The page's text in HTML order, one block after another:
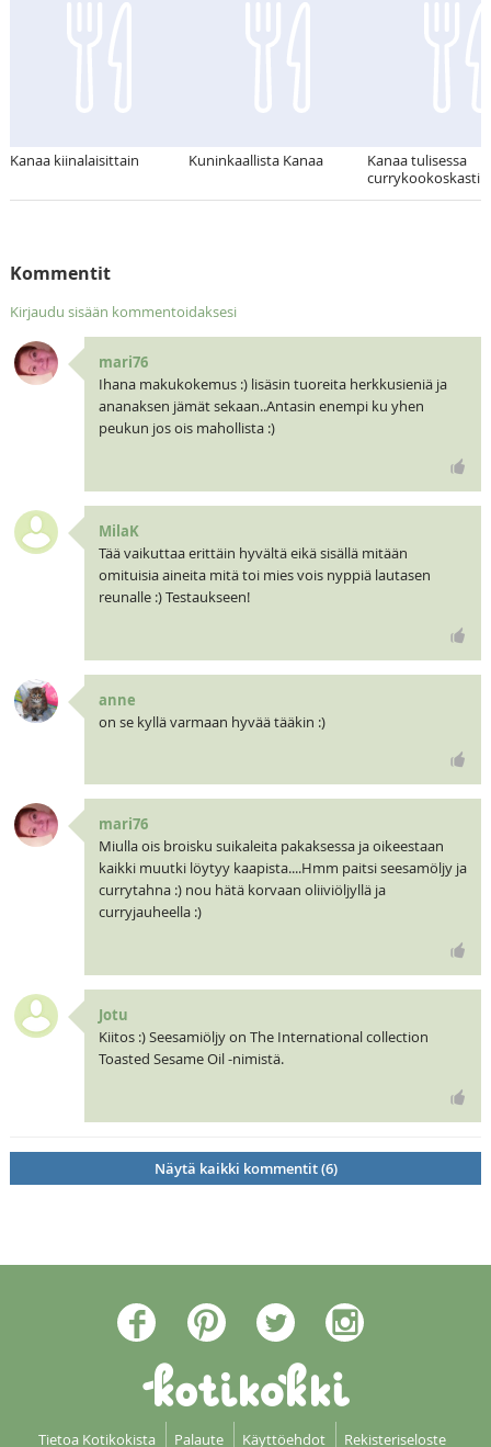
Kanaa kiinalaisittain Kuninkaallista Kanaa
Kanaa tulisessa
Kommentit
Kirjaudu sisään kommentoidaksesi
mari76
Ihana makukokemus :) lisäsin tuoreita herkkusieniä ja
ananaksen jämät sekaan..Antasin enempi ku yhen
peukun jos ois mahollista :)
MilaK
Tää vaikuttaa erittäin hyvältä eikä sisällä mitään
omituisia aineita mitä toi mies vois nyppiä lautasen
reunalle :) Testaukseen!
anne
on se kyllä varmaan hyvää tääkin :)
mari76
Miulla ois broisku suikaleita pakaksessa ja oikeestaan
kaikki muutki löytyy kaapista....Hmm paitsi seesamöljy ja
currytahna :) nou hätä korvaan oliiviöljyllä ja
curryjauheella :)
Jotu
Kiitos :) Seesamiöljy on The International collection
Toasted Sesame Oil -nimistä.
Näytä kaikki kommentit (6)
Tietoa Kotikokista Palaute Käyttöehdot Rekisteriseloste